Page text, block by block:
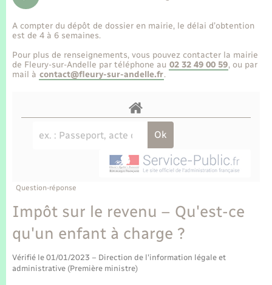
Etat-civil - Papiers - Citoyenneté
Mariage – PACS
Parrainage civil
Logement - Urbanisme
Nouvel habitant
Organisation d’événement
Sécurité - Prévention
Transports scolaires
Travaux - Autorisation d’occupation de l’espace
public
Compétences
Plan interactif
La Communauté de communes
A compter du dépôt de dossier en mairie, le délai d’obtention
est de 4 à 6 semaines.
Pour plus de renseignements, vous pouvez contacter la mairie
de Fleury-sur-Andelle par téléphone au 02 32 49 00 59, ou par
mail à contact@fleury-sur-andelle.fr.
Question-réponse
Impôt sur le revenu – Qu'est-ce
qu'un enfant à charge ?
Vérifié le 01/01/2023 – Direction de l'information légale et
administrative (Première ministre)